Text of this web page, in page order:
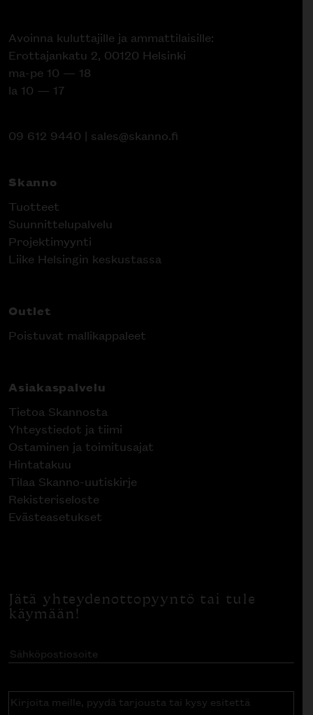
Avoinna kuluttajille ja ammattilaisille:
Erottajankatu 2, 00120 Helsinki
ma-pe 10 — 18
la 10 — 17
09 612 9440 | sales@skanno.fi
Skanno
Tuotteet
Suunnittelupalvelu
Projektimyynti
Liike Helsingin keskustassa
Outlet
Poistuvat mallikappaleet
Asiakaspalvelu
Tietoa Skannosta
Yhteystiedot ja tiimi
Ostaminen ja toimitusajat
Hintatakuu
Tilaa Skanno-uutiskirje
Rekisteriseloste
Evästeasetukset
Jätä yhteydenottopyyntö tai tule
käymään!
Sähköpostiosoite(Pakollinen)
Kirjoita